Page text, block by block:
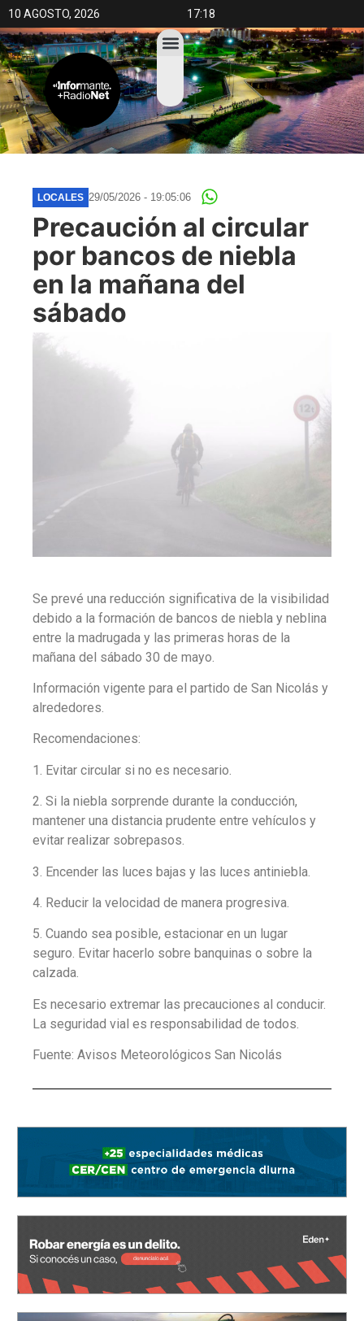
10 AGOSTO, 2026 17:18
LOCALES 29/05/2026 - 19:05:06
Precaución al circular
por bancos de niebla
en la mañana del
sábado
Se prevé una reducción significativa de la visibilidad
debido a la formación de bancos de niebla y neblina
entre la madrugada y las primeras horas de la
mañana del sábado 30 de mayo.
Información vigente para el partido de San Nicolás y
alrededores.
Recomendaciones:
1. Evitar circular si no es necesario.
2. Si la niebla sorprende durante la conducción,
mantener una distancia prudente entre vehículos y
evitar realizar sobrepasos.
3. Encender las luces bajas y las luces antiniebla.
4. Reducir la velocidad de manera progresiva.
5. Cuando sea posible, estacionar en un lugar
seguro. Evitar hacerlo sobre banquinas o sobre la
calzada.
Es necesario extremar las precauciones al conducir.
La seguridad vial es responsabilidad de todos.
Fuente: Avisos Meteorológicos San Nicolás